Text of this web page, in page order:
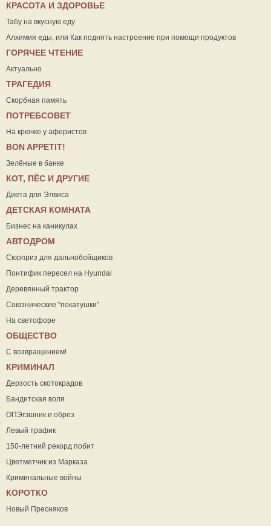
КРАСОТА И ЗДОРОВЬЕ
Табу на вкусную еду
Алхимия еды, или Как поднять настроение при помощи продуктов
ГОРЯЧЕЕ ЧТЕНИЕ
Актуально
ТРАГЕДИЯ
Скорбная память
ПОТРЕБСОВЕТ
На крючке у аферистов
ВON APPETIT!
Зелёные в банке
КОТ, ПЁС И ДРУГИЕ
Диета для Элвиса
ДЕТСКАЯ КОМНАТА
Бизнес на каникулах
АВТОДРОМ
Сюрприз для дальнобойщиков
Понтифик пересел на Hyundai
Деревянный трактор
Союзнические “покатушки”
На светофоре
ОБЩЕСТВО
С возвращением!
КРИМИНАЛ
Дерзость скотокрадов
Бандитская воля
ОПЭгэшник и обрез
Левый трафик
150-летний рекорд побит
Цветметчик из Марказа
Криминальные войны
КОРОТКО
Новый Пресняков